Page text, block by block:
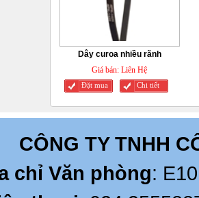
Dây curoa nhiều rãnh
Giá bán: Liên Hệ
Đặt mua Chi tiết
CÔNG TY TNHH
chỉ Văn phòng: